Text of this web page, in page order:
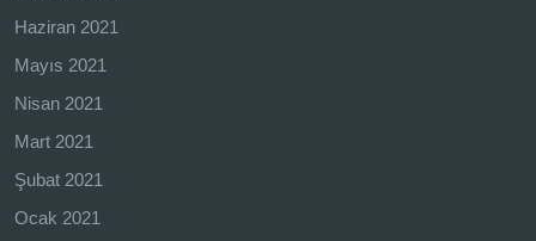
Haziran 2021
Mayıs 2021
Nisan 2021
Mart 2021
Şubat 2021
Ocak 2021